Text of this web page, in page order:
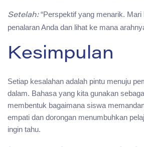
Setelah:“Perspektif yang menarik. Mari
penalaran Anda dan lihat ke mana
Kesimpulan
Setiap kesalahan adalah pintu menuju
dalam. Bahasa yang kita gunakan
membentuk bagaimana siswa
empati dan dorongan menumbuhkan
ingin tahu.